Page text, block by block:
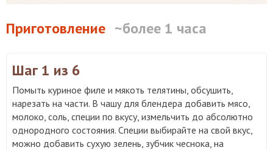
Приготовление ~более 1 часа
Шаг 1 из 6
Помыть куриное филе и мякоть телятины, обсушить,
нарезать на части. В чашу для блендера добавить мясо,
молоко, соль, специи по вкусу, измельчить до абсолютно
однородного состояния. Специи выбирайте на свой вкус,
можно добавить сухую зелень, зубчик чеснока, на